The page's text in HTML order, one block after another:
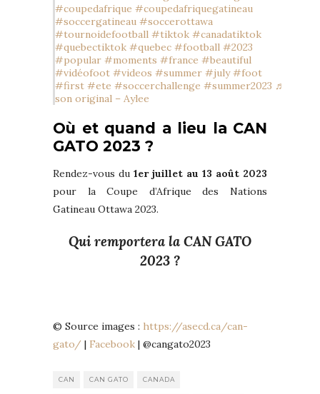
#coupedafrique #coupedafriquegatineau
#soccergatineau #soccerottawa
#tournoidefootball #tiktok #canadatiktok
#quebectiktok #quebec #football #2023
#popular #moments #france #beautiful
#vidéofoot #videos #summer #july #foot
#first #ete #soccerchallenge #summer2023 ♬
son original – Aylee
Où et quand a lieu la CAN
GATO 2023 ?
Rendez-vous du 1er juillet au 13 août 2023
pour la Coupe d’Afrique des Nations
Gatineau Ottawa 2023.
Qui remportera la CAN GATO
2023 ?
© Source images : https://asecd.ca/can-
gato/ | Facebook | @cangato2023
CAN CAN GATO CANADA